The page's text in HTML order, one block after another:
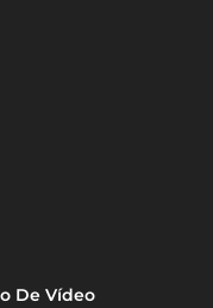
De Vídeo